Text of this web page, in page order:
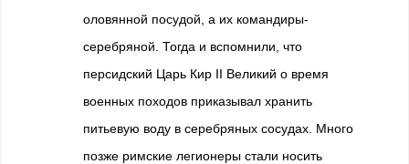
оловянной посудой, а их командиры-
серебряной. Тогда и вспомнили, что
персидский Царь Кир II Великий о время
военных походов приказывал хранить
питьевую воду в серебряных сосудах. Много
позже римские легионеры стали носить